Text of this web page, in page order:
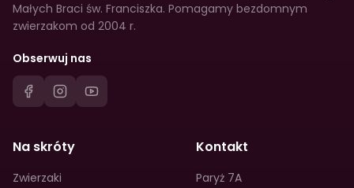
Małych Braci św. Franciszka. Pomagamy bezdomnym
zwierzakom od 2004 r.
Obserwuj nas
Na skróty
Zwierzaki
Kontakt
Paryż 7A